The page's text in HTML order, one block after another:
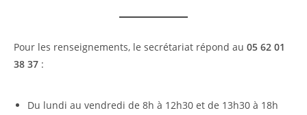
Pour les renseignements, le secrétariat répond au 05 62 01
38 37 :
Du lundi au vendredi de 8h à 12h30 et de 13h30 à 18h